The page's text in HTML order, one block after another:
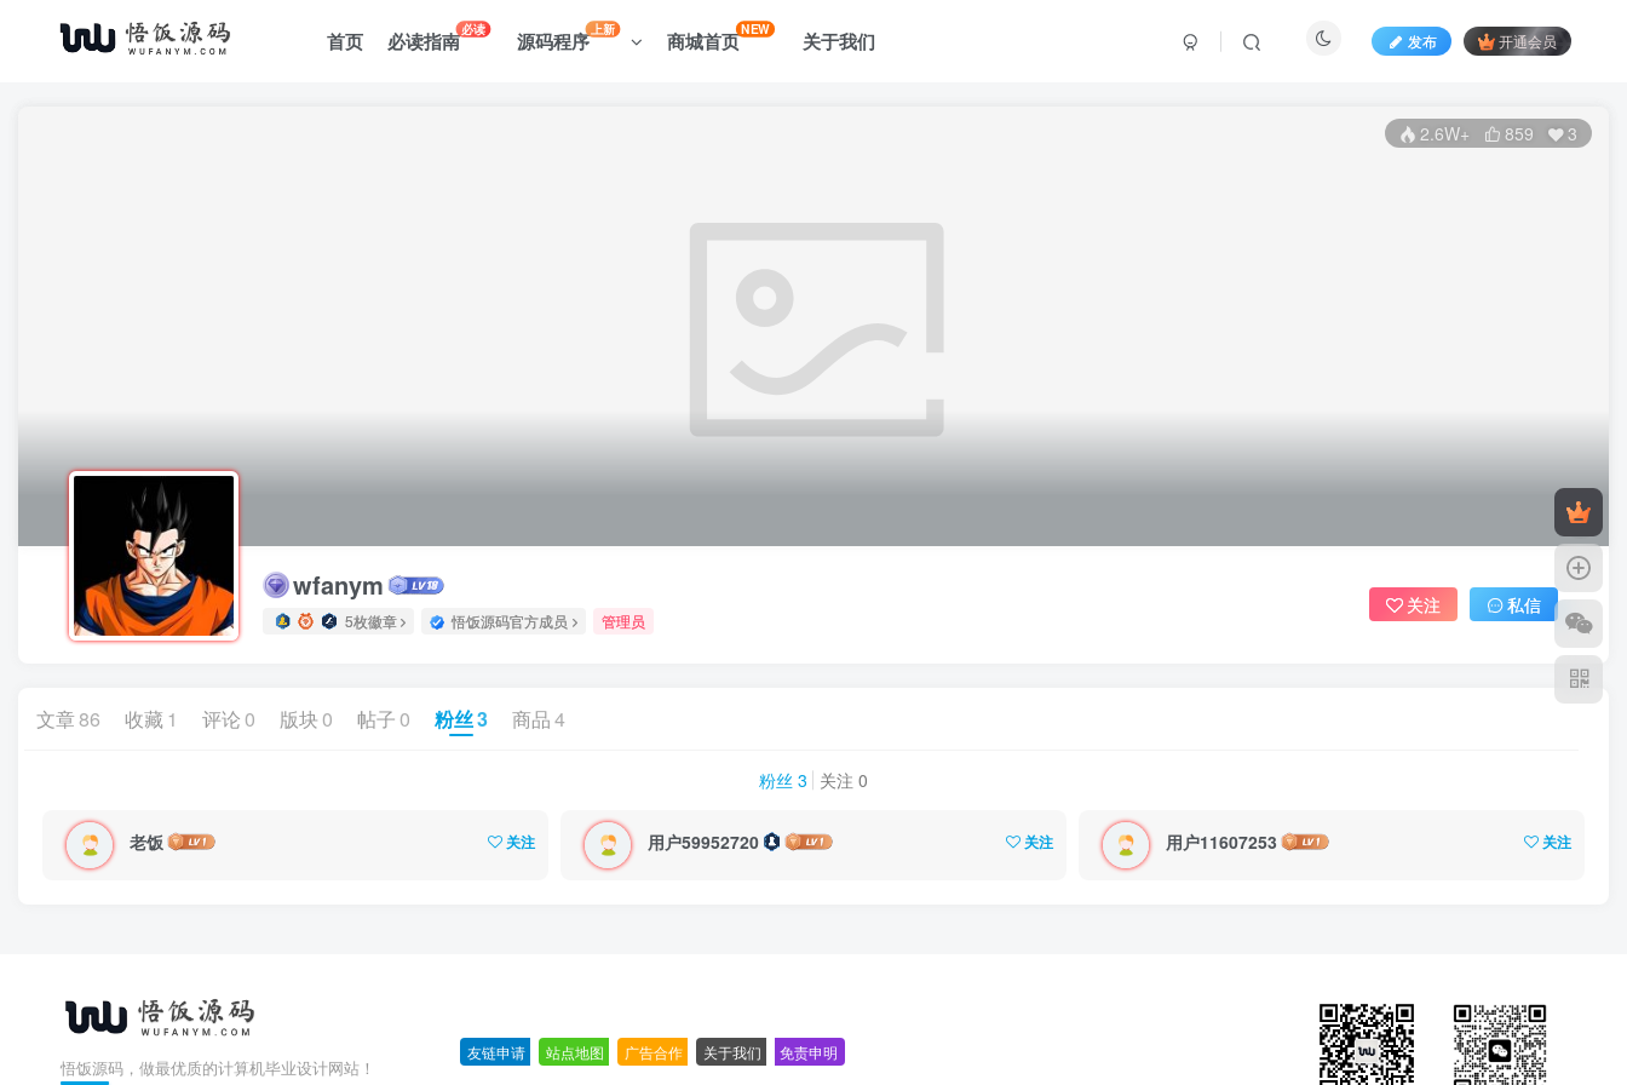
首页 必读指南必读 源码程序上新 商城首页NEW 关于我们 发布 开通会员
2.6W+ 859 3
wfanym
5枚徽章 悟饭源码官方成员 管理员
关注 私信
文章86 收藏 1 评论 0 版块 0 帖子 0 粉丝3 商品4
粉丝 3 关注 0
老饭 关注 用户59952720 关注 用户11607253 关注
悟饭源码，做最优质的计算机毕业设计网站！
友链申请 站点地图 广告合作 关于我们 免责申明